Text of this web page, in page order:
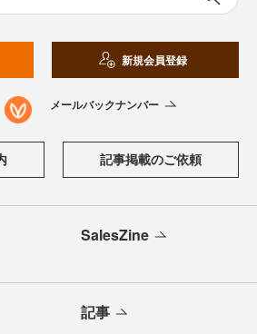
新規会員登録
メールバックナンバー
記事掲載のご依頼
SalesZine
記事